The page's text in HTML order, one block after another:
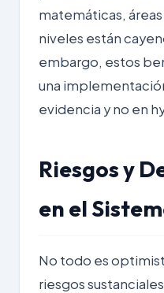
matemáticas,
niveles están
embargo, estos
una
evidencia y no en
Riesgos y
en el
No todo es
riesgos